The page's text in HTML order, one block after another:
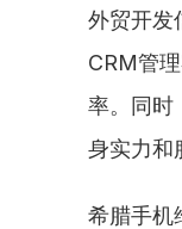
外贸开发
CRM管
率。同时
身实力和
希腊手机